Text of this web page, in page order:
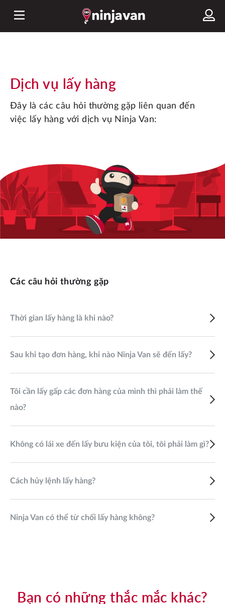
Dịch vụ lấy hàng
Đây là các câu hỏi thường gặp liên quan đến
việc lấy hàng với dịch vụ Ninja Van:
Các câu hỏi thường gặp
Thời gian lấy hàng là khi nào?
Sau khi tạo đơn hàng, khi nào Ninja Van sẽ đến lấy?
Tôi cần lấy gấp các đơn hàng của mình thì phải làm thế
nào?
Không có lái xe đến lấy bưu kiện của tôi, tôi phải làm gì?
Cách hủy lệnh lấy hàng?
Ninja Van có thể từ chối lấy hàng không?
Bạn có những thắc mắc khác?